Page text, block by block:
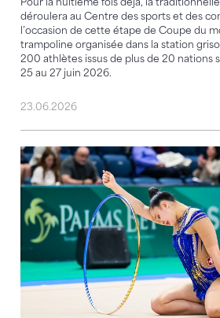
déroulera au Centre des sports et des
l’occasion de cette étape de Coupe du
trampoline organisée dans la station
200 athlètes issus de plus de 20 nations
25 au 27 juin 2026.
23.06.2026
Lauren Grüniger sélectionnée